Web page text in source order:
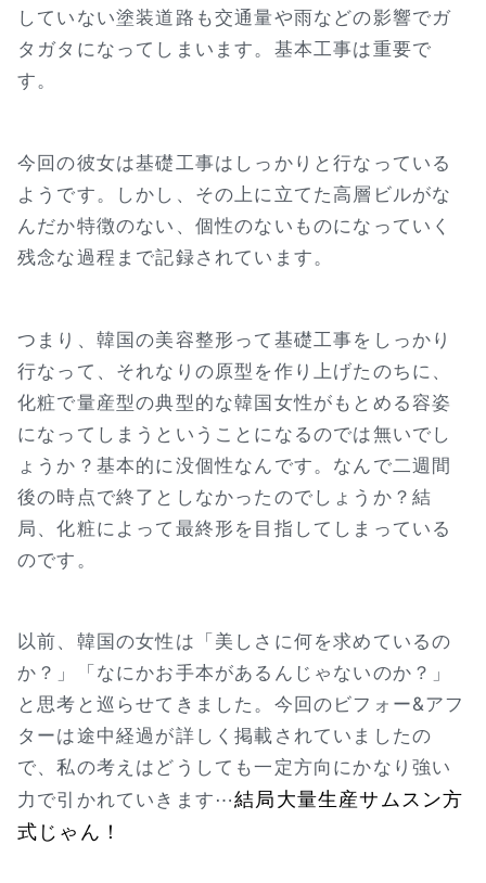
していない塗装道路も交通量や雨などの影響でガ
タガタになってしまいます。基本工事は重要で
す。
今回の彼女は基礎工事はしっかりと行なっている
ようです。しかし、その上に立てた高層ビルがな
んだか特徴のない、個性のないものになっていく
残念な過程まで記録されています。
つまり、韓国の美容整形って基礎工事をしっかり
行なって、それなりの原型を作り上げたのちに、
化粧で量産型の典型的な韓国女性がもとめる容姿
になってしまうということになるのでは無いでし
ょうか？基本的に没個性なんです。なんで二週間
後の時点で終了としなかったのでしょうか？結
局、化粧によって最終形を目指してしまっている
のです。
以前、韓国の女性は「美しさに何を求めているの
か？」「なにかお手本があるんじゃないのか？」
と思考と巡らせてきました。今回のビフォー&アフ
ターは途中経過が詳しく掲載されていましたの
で、私の考えはどうしても一定方向にかなり強い
力で引かれていきます⋯結局大量生産サムスン方
式じゃん！